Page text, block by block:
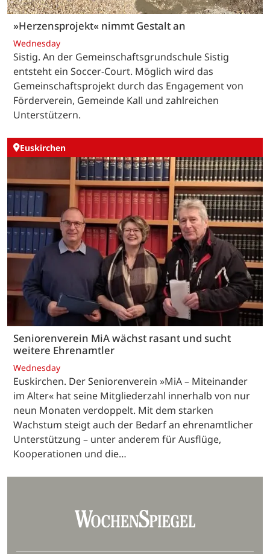
»Herzensprojekt« nimmt Gestalt an
Wednesday
Sistig. An der Gemeinschaftsgrundschule Sistig
entsteht ein Soccer-Court. Möglich wird das
Gemeinschaftsprojekt durch das Engagement von
Förderverein, Gemeinde Kall und zahlreichen
Unterstützern.
Euskirchen
Seniorenverein MiA wächst rasant und sucht
weitere Ehrenamtler
Wednesday
Euskirchen. Der Seniorenverein »MiA – Miteinander
im Alter« hat seine Mitgliederzahl innerhalb von nur
neun Monaten verdoppelt. Mit dem starken
Wachstum steigt auch der Bedarf an ehrenamtlicher
Unterstützung – unter anderem für Ausflüge,
Kooperationen und die…